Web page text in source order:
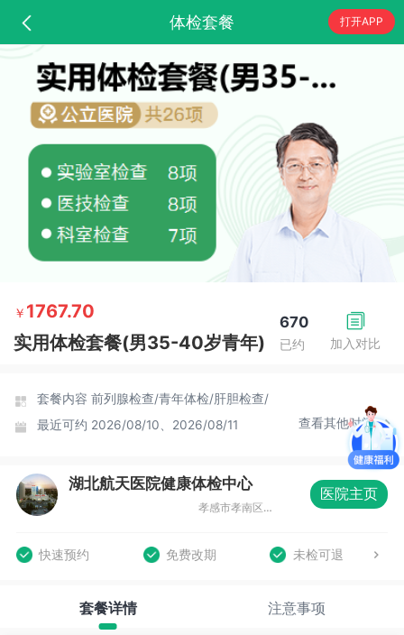
体检套餐 打开APP
加入对比
670
已约
￥ 1767.70
实用体检套餐(男35-40岁青年)
套餐内容 前列腺检查/青年体检/肝胆检查/
最近可约 2026/08/10、2026/08/11 查看其他时间
湖北航天医院健康体检中心
孝感市孝南区北京路36号
医院主页
快速预约 免费改期 未检可退
套餐详情 注意事项